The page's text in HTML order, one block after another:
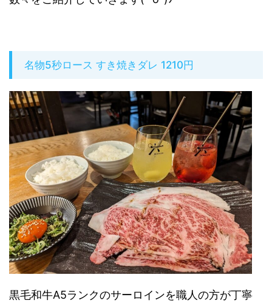
名物5秒ロース すき焼きダレ 1210円
黒毛和牛A5ランクのサーロインを職人の方が丁寧